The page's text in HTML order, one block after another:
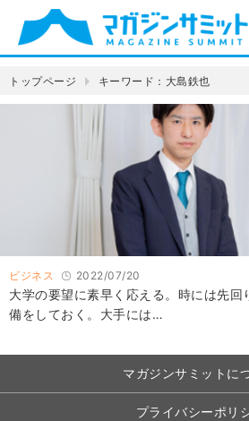
トップページ キーワード：大島鉄也
ビジネス 2022/07/20
大学の要望に素早く応える。時には先回
備をしておく。大手には…
マガジンサミットに
プライバシーポリ